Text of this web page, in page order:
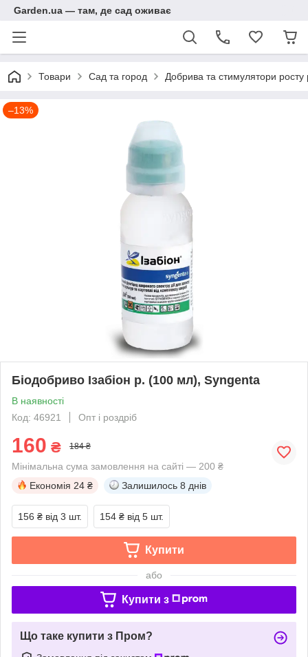
Garden.ua — там, де сад оживає
Товари Сад та город Добрива та стимулятори росту
–13%
Біодобриво Ізабіон р. (100 мл), Syngenta
В наявності
Код: 46921
Опт і роздріб
160 ₴ 184 ₴
Мінімальна сума замовлення на сайті — 200 ₴
Економія 24 ₴ Залишилось 8 днів
156 ₴ від 3 шт. 154 ₴ від 5 шт.
Купити
або
Купити з
Що таке купити з Пром?